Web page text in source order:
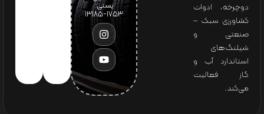
دوچرخه، ادوات
کشاورزی سبک –
صنعتی و
شیلنگ‌های
استاندارد آب و
گاز فعالیت
می‌کند.
پستی:
1753-13185